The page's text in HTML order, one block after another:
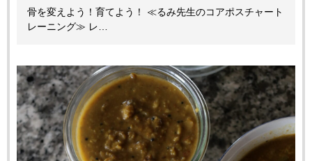
骨を変えよう！育てよう！ ≪るみ先生のコアポスチャート
レーニング≫ レ…